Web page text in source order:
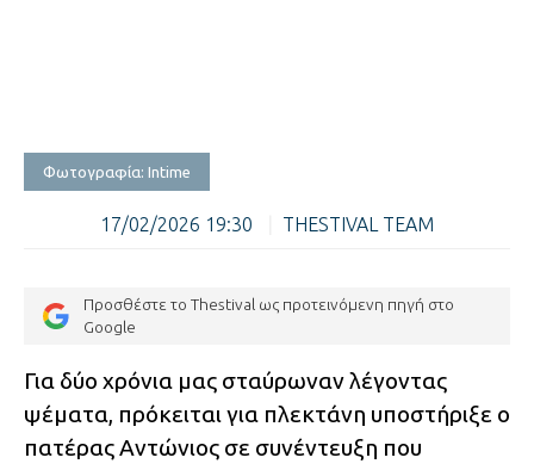
Φωτογραφία: Intime
17/02/2026 19:30 THESTIVAL TEAM
Προσθέστε το Thestival ως προτεινόμενη πηγή στο
Google
Για δύο χρόνια μας σταύρωναν λέγοντας
ψέματα, πρόκειται για πλεκτάνη υποστήριξε ο
πατέρας Αντώνιος σε συνέντευξη που